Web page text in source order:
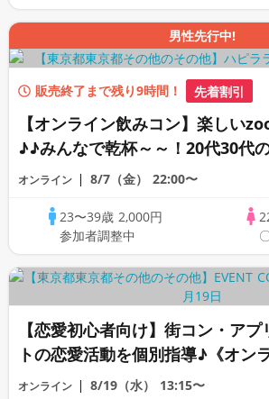
男性先行中!
販売終了まで残り9時間！ 先着割引
【オンライン飲みコン】楽しい
♪♪みんなで乾杯～～！20代30代
応援♪♪リモートパーティー♪♪友達
う♪☆全国の方が対象☆司会進行
オンライン 8/7（金） 22:00〜
23〜39歳 2,000円
参加者調整中
【恋愛初心者向け】街コン・アプ
トの恋愛活動を個別指導♪《オン
ウンセリング》
オンライン 8/19（水） 13:15〜